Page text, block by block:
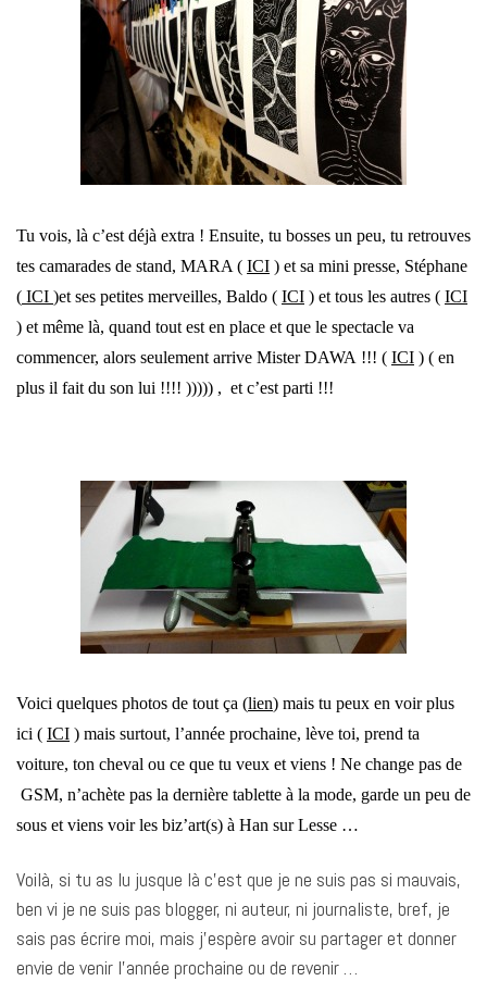
Tu vois, là c’est déjà extra ! Ensuite, tu bosses un peu, tu retrouves
tes camarades de stand, MARA ( ICI ) et sa mini presse, Stéphane
( ICI )et ses petites merveilles, Baldo ( ICI ) et tous les autres ( ICI
) et même là, quand tout est en place et que le spectacle va
commencer, alors seulement arrive Mister DAWA !!! ( ICI ) ( en
plus il fait du son lui !!!! ))))) , et c’est parti !!!
Voici quelques photos de tout ça (lien) mais tu peux en voir plus
ici ( ICI ) mais surtout, l’année prochaine, lève toi, prend ta
voiture, ton cheval ou ce que tu veux et viens ! Ne change pas de
GSM, n’achète pas la dernière tablette à la mode, garde un peu de
sous et viens voir les biz’art(s) à Han sur Lesse …
Voilà, si tu as lu jusque là c’est que je ne suis pas si mauvais,
ben vi je ne suis pas blogger, ni auteur, ni journaliste, bref, je
sais pas écrire moi, mais j’espère avoir su partager et donner
envie de venir l’année prochaine ou de revenir …